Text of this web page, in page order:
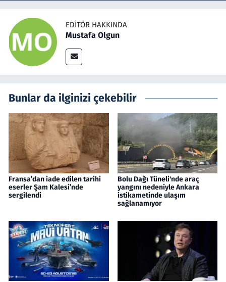
EDITÖR HAKKINDA
Mustafa Olgun
Bunlar da ilginizi çekebilir
Fransa’dan iade edilen tarihi
eserler Şam Kalesi’nde
sergilendi
Bolu Dağı Tüneli'nde araç
yangını nedeniyle Ankara
istikametinde ulaşım
sağlanamıyor